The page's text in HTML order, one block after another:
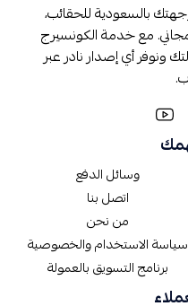
بالسعودية للحقائب،
مع خدمة الكونسيرج
أي إصدار نادر عبر
وسائل الدفع
اتصل بنا
من نحن
سياسة الاستخدام والخصوصية
برنامج التسويق بالعمولة